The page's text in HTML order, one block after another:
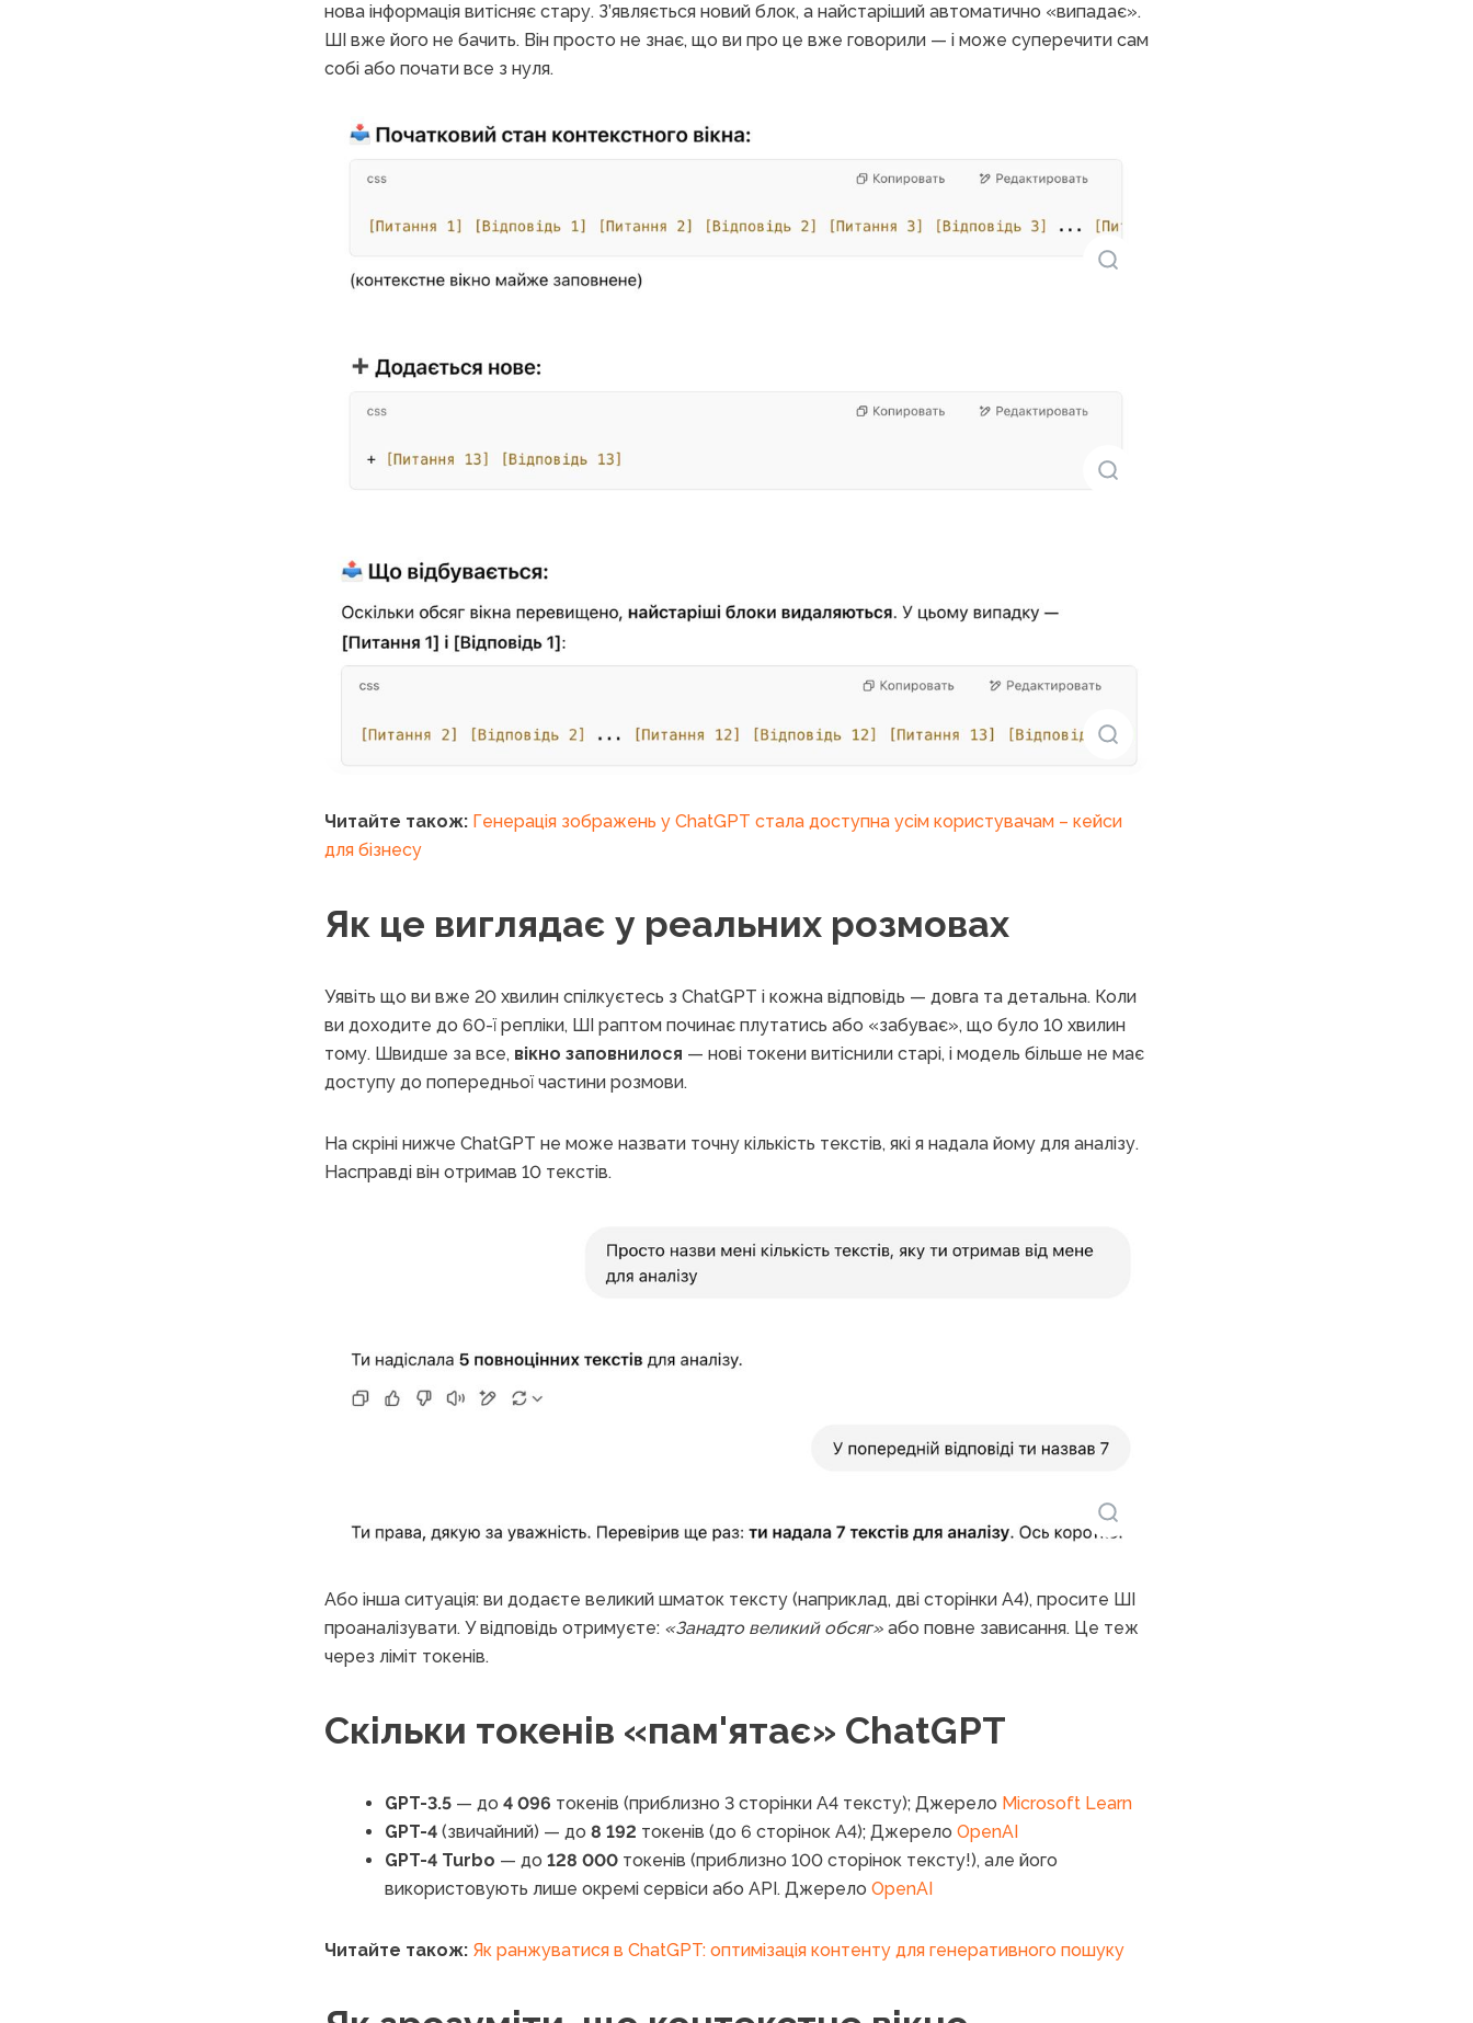
нова інформація витісняє стару. З’являється новий блок, а найстаріший автоматично «випадає».
ШІ вже його не бачить. Він просто не знає, що ви про це вже говорили — і може суперечити сам
собі або почати все з нуля.
Читайте також: Генерація зображень у ChatGPT стала доступна усім користувачам – кейси
для бізнесу
Як це виглядає у реальних розмовах
Уявіть що ви вже 20 хвилин спілкуєтесь з ChatGPT і кожна відповідь — довга та детальна. Коли
ви доходите до 60-ї репліки, ШІ раптом починає плутатись або «забуває», що було 10 хвилин
тому. Швидше за все, вікно заповнилося — нові токени витіснили старі, і модель більше не має
доступу до попередньої частини розмови.
На скріні нижче ChatGPT не може назвати точну кількість текстів, які я надала йому для аналізу.
Насправді він отримав 10 текстів.
Або інша ситуація: ви додаєте великий шматок тексту (наприклад, дві сторінки А4), просите ШІ
проаналізувати. У відповідь отримуєте: «Занадто великий обсяг» або повне зависання. Це теж
через ліміт токенів.
Скільки токенів «пам'ятає» ChatGPT
GPT-3.5 — до 4 096 токенів (приблизно 3 сторінки A4 тексту); Джерело Microsoft Learn
GPT-4 (звичайний) — до 8 192 токенів (до 6 сторінок A4); Джерело OpenAI
GPT-4 Turbo — до 128 000 токенів (приблизно 100 сторінок тексту!), але його
використовують лише окремі сервіси або API. Джерело OpenAI
Читайте також: Як ранжуватися в ChatGPT: оптимізація контенту для генеративного пошуку